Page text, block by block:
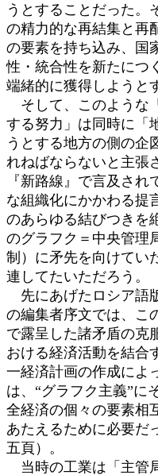
うとすることだった。
の精力的な再結集と再
の要素を持ち込み、国
性・統合性を新たにつ
端緒的に獲得しようと
そして、このような
する努力」は同時に「
うとする地方の側の企
れねばならないと主張
『新路線』で言及さ
な組織化にかかわる
のあらゆる結びつきを
のグラフク＝中央管理
制）に矛先を向けてい
連してたいただろう。
先にあげたロシア語
の編集者序文では、こ
で露呈した諸矛盾の克
おける経済活動を結合
一経済計画の作成によ
は、“グラフク主義”に
全経済の個々の要素相
あたえるために必要だ
五頁）。
当時の工業は「主管